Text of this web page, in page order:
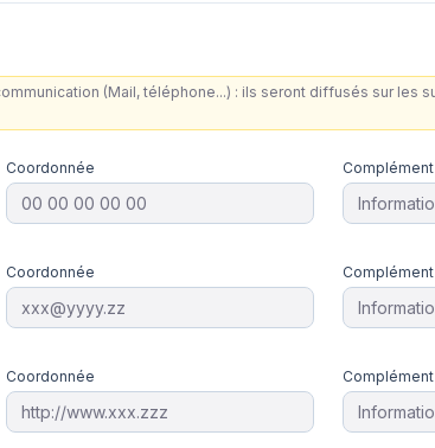
(Mail, téléphone...) : ils seront diffusés sur les
Coordonnée Complément
Coordonnée Complément
Coordonnée Complément